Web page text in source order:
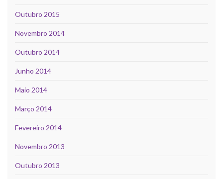
Outubro 2015
Novembro 2014
Outubro 2014
Junho 2014
Maio 2014
Março 2014
Fevereiro 2014
Novembro 2013
Outubro 2013